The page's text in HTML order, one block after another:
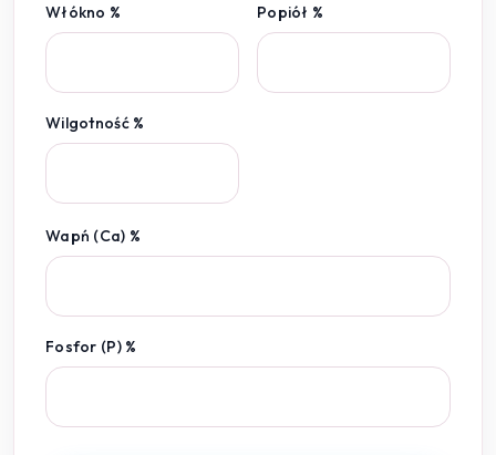
Włókno % Popiół %
Wilgotność %
Wapń (Ca) %
Fosfor (P) %